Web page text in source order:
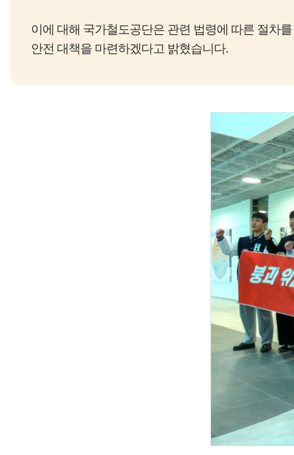
이에 대해 국가철도공단은 관련 법령에 따른 절차
안전 대책을 마련하겠다고 밝혔습니다.